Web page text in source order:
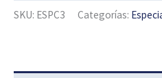
SKU: ESPC3 Categorías: